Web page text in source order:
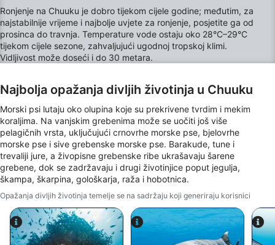
Ronjenje na Chuuku je dobro tijekom cijele godine; međutim, za
najstabilnije vrijeme i najbolje uvjete za ronjenje, posjetite ga od
prosinca do travnja. Temperature vode ostaju oko 28°C–29°C
tijekom cijele sezone, zahvaljujući ugodnoj tropskoj klimi.
Vidljivost može doseći i do 30 metara.
Najbolja opažanja divljih životinja u Chuuku
Morski psi lutaju oko olupina koje su prekrivene tvrdim i mekim
koraljima. Na vanjskim grebenima može se uočiti još više
pelagičnih vrsta, uključujući crnovrhe morske pse, bjelovrhe
morske pse i sive grebenske morske pse. Barakude, tune i
trevaliji jure, a živopisne grebenske ribe ukrašavaju šarene
grebene, dok se zadržavaju i drugi životinjice poput jegulja,
škampa, škarpina, gološkarja, raža i hobotnica.
Opažanja divljih životinja temelje se na sadržaju koji generiraju korisnici
Use limited data to select advertising
Create profiles for personalised advertising
Use profiles to select personalised
Create profiles to personalise content
Use profiles to select personalised content
Measure advertising performance
Measure content performance
Understand audiences through statistics or
combinations of data from different sources
Develop and improve services